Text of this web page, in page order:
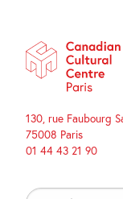
130, rue Faubourg
75008 Paris
01 44 43 21 90